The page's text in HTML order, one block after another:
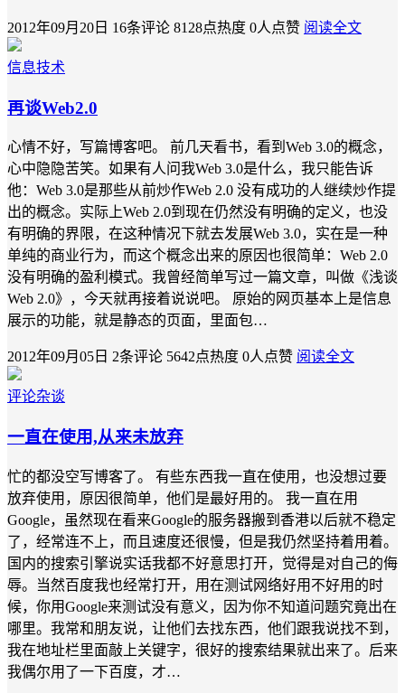
2012年09月20日 16条评论 8128点热度 0人点赞 阅读全文
信息技术
再谈Web2.0
心情不好，写篇博客吧。 前几天看书，看到Web 3.0的概念，
心中隐隐苦笑。如果有人问我Web 3.0是什么，我只能告诉
他：Web 3.0是那些从前炒作Web 2.0 没有成功的人继续炒作提
出的概念。实际上Web 2.0到现在仍然没有明确的定义，也没
有明确的界限，在这种情况下就去发展Web 3.0，实在是一种
单纯的商业行为，而这个概念出来的原因也很简单：Web 2.0
没有明确的盈利模式。我曾经简单写过一篇文章，叫做《浅谈
Web 2.0》，今天就再接着说说吧。 原始的网页基本上是信息
展示的功能，就是静态的页面，里面包…
2012年09月05日 2条评论 5642点热度 0人点赞 阅读全文
评论杂谈
一直在使用,从来未放弃
忙的都没空写博客了。 有些东西我一直在使用，也没想过要
放弃使用，原因很简单，他们是最好用的。 我一直在用
Google，虽然现在看来Google的服务器搬到香港以后就不稳定
了，经常连不上，而且速度还很慢，但是我仍然坚持着用着。
国内的搜索引擎说实话我都不好意思打开，觉得是对自己的侮
辱。当然百度我也经常打开，用在测试网络好用不好用的时
候，你用Google来测试没有意义，因为你不知道问题究竟出在
哪里。我常和朋友说，让他们去找东西，他们跟我说找不到，
我在地址栏里面敲上关键字，很好的搜索结果就出来了。后来
我偶尔用了一下百度，才…